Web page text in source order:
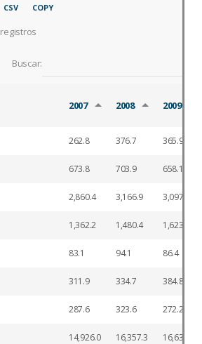
CSV COPY
registros
Buscar:
2007 2008 2009
262.8 376.7 365.9
673.8 703.9 658.1
2,860.4 3,166.9 3,097.1
1,362.2 1,480.4 1,623.7
83.1 94.1 86.4
311.9 334.7 384.8
287.6 323.6 272.2
14,926.0 16,357.3 16,633.9